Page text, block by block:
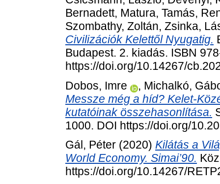
Bernadett, Matura, Tamás,
Szombathy, Zoltán, Zsinka,
Civilizációk Kelettől Nyugatig.
Budapest. 2. kiadás. ISBN
https://doi.org/10.14267/
Dobos, Imre
, Michalkó,
Messze még a híd? Kelet-
kutatóinak összehasonlítása.
1000. DOI https://doi.org/
Gál, Péter (2020) Kilátás a
World Economy. Simai’90.
https://doi.org/10.14267/